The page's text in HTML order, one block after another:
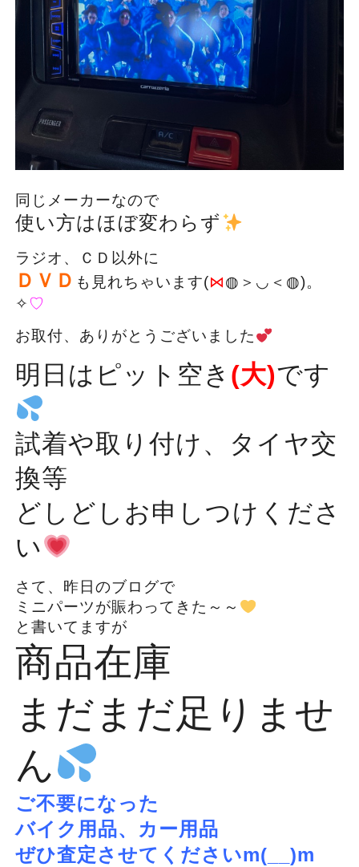
同じメーカーなので
使い方はほぼ変わらず
ラジオ、ＣＤ以外に
ＤＶＤ も見れちゃいます(⋈◍＞◡＜◍)。
✧♡
お取付、ありがとうございました
明日はピット空き (大)です
試着や取り付け、タイヤ交
換等
どしどしお申しつけくださ
い
さて、昨日のブログで
ミニパーツが賑わってきた～～
と書いてますが
商品在庫
まだまだ足りませ
ん
ご不要になった
バイク用品、カー用品
ぜひ査定させてくださいm(__)m